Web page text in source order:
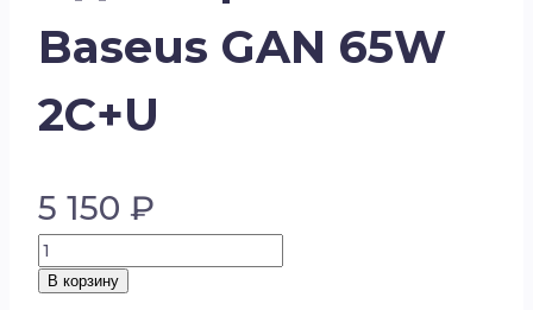
Baseus GAN 65W
2C+U
5 150 ₽
Количество
товара
Адаптер
В корзину